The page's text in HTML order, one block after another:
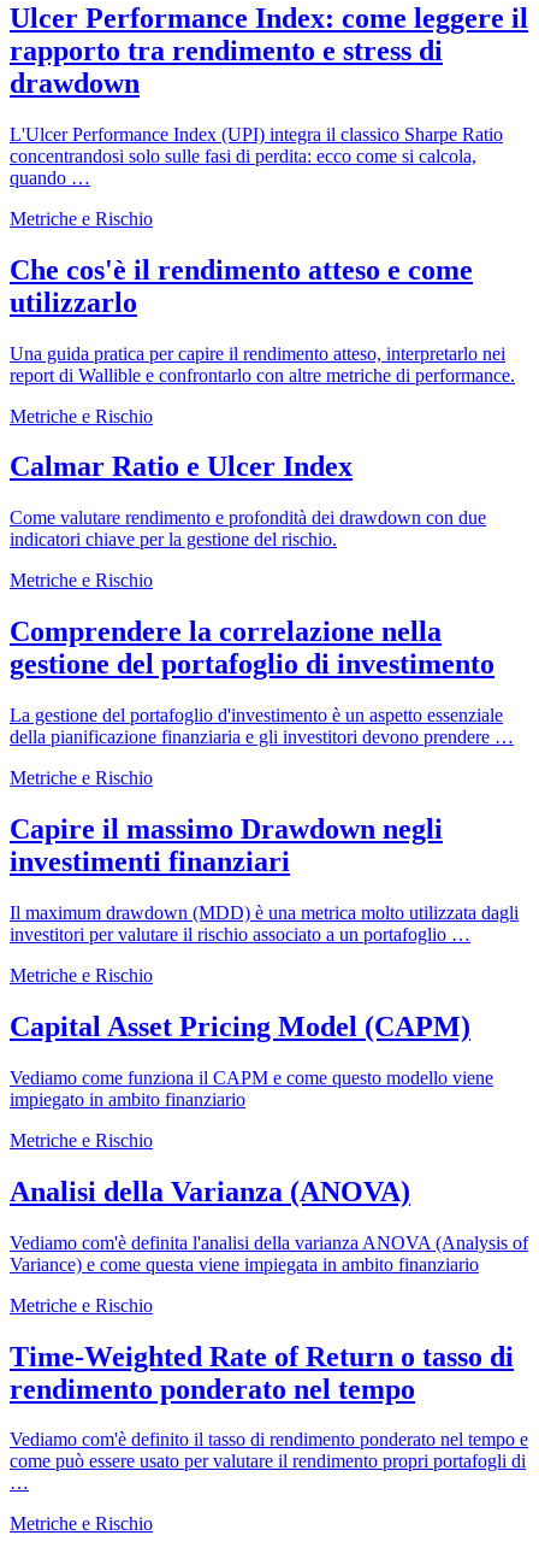
Ulcer Performance Index: come leggere il
rapporto tra rendimento e stress di
drawdown
L'Ulcer Performance Index (UPI) integra il classico Sharpe Ratio
concentrandosi solo sulle fasi di perdita: ecco come si calcola,
quando …
Metriche e Rischio
Che cos'è il rendimento atteso e come
utilizzarlo
Una guida pratica per capire il rendimento atteso, interpretarlo nei
report di Wallible e confrontarlo con altre metriche di performance.
Metriche e Rischio
Calmar Ratio e Ulcer Index
Come valutare rendimento e profondità dei drawdown con due
indicatori chiave per la gestione del rischio.
Metriche e Rischio
Comprendere la correlazione nella
gestione del portafoglio di investimento
La gestione del portafoglio d'investimento è un aspetto essenziale
della pianificazione finanziaria e gli investitori devono prendere …
Metriche e Rischio
Capire il massimo Drawdown negli
investimenti finanziari
Il maximum drawdown (MDD) è una metrica molto utilizzata dagli
investitori per valutare il rischio associato a un portafoglio …
Metriche e Rischio
Capital Asset Pricing Model (CAPM)
Vediamo come funziona il CAPM e come questo modello viene
impiegato in ambito finanziario
Metriche e Rischio
Analisi della Varianza (ANOVA)
Vediamo com'è definita l'analisi della varianza ANOVA (Analysis of
Variance) e come questa viene impiegata in ambito finanziario
Metriche e Rischio
Time-Weighted Rate of Return o tasso di
rendimento ponderato nel tempo
Vediamo com'è definito il tasso di rendimento ponderato nel tempo e
come può essere usato per valutare il rendimento propri portafogli di
…
Metriche e Rischio